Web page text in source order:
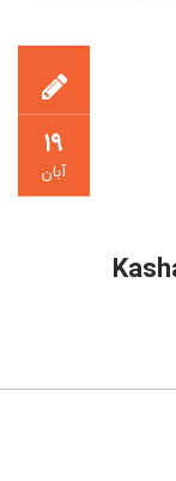
۱۹
آبان